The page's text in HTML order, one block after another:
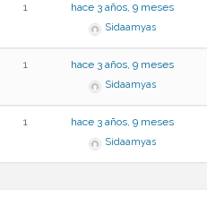
1 hace 3 años, 9 meses
Sidaamyas
1 hace 3 años, 9 meses
Sidaamyas
1 hace 3 años, 9 meses
Sidaamyas